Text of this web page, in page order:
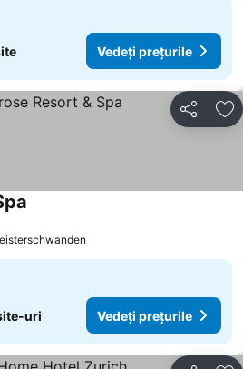
Vedeți prețurile
Distribuiți
uri Vedeți prețurile